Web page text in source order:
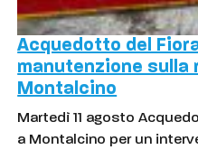
Acquedotto del
manutenzione sulla
Montalcino
Martedì 11 agosto
a Montalcino per un